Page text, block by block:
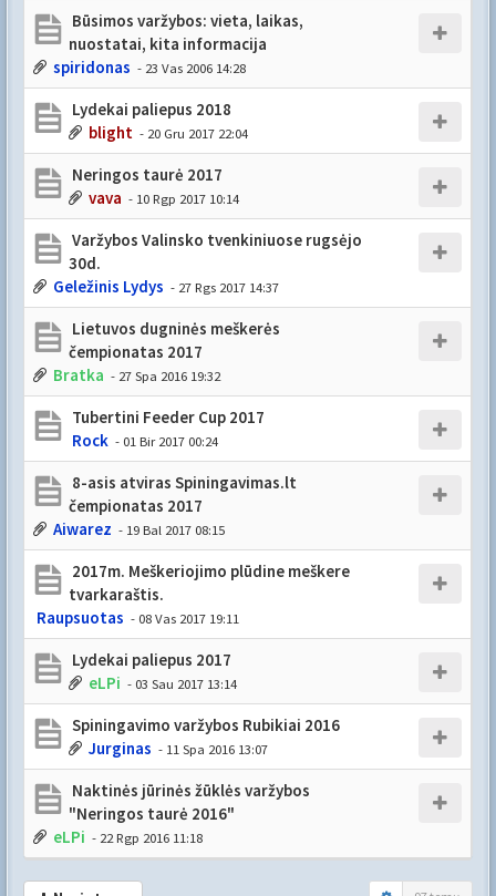
Būsimos varžybos: vieta, laikas,
nuostatai, kita informacija
spiridonas - 23 Vas 2006 14:28
Lydekai paliepus 2018
blight - 20 Gru 2017 22:04
Neringos taurė 2017
vava - 10 Rgp 2017 10:14
Varžybos Valinsko tvenkiniuose rugsėjo
30d.
Geležinis Lydys - 27 Rgs 2017 14:37
Lietuvos dugninės meškerės
čempionatas 2017
Bratka - 27 Spa 2016 19:32
Tubertini Feeder Cup 2017
Rock - 01 Bir 2017 00:24
8-asis atviras Spiningavimas.lt
čempionatas 2017
Aiwarez - 19 Bal 2017 08:15
2017m. Meškeriojimo plūdine meškere
tvarkaraštis.
Raupsuotas - 08 Vas 2017 19:11
Lydekai paliepus 2017
eLPi - 03 Sau 2017 13:14
Spiningavimo varžybos Rubikiai 2016
Jurginas - 11 Spa 2016 13:07
Naktinės jūrinės žūklės varžybos
"Neringos taurė 2016"
eLPi - 22 Rgp 2016 11:18